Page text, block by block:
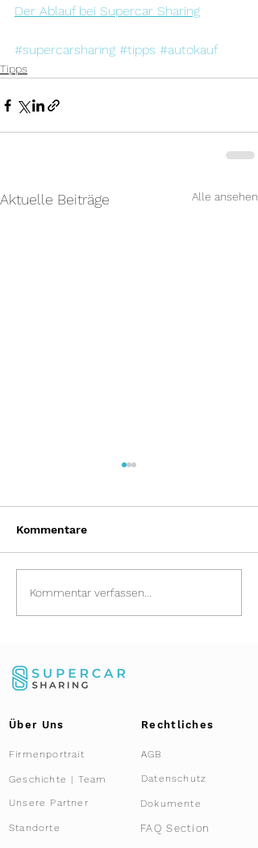
Der Ablauf bei Supercar Sharing
#supercarsharing #tipps #autokauf
Tipps
Aktuelle Beiträge Alle ansehen
Fahrfreude teilen:
Verschenken Sie
Kommentare
Kommentar verfassen...
Über Uns Rechtliches
Firmenportrait AGB
Geschichte | Team
Unsere Partner
Standorte
Datenschutz
Dokumente
FAQ Section